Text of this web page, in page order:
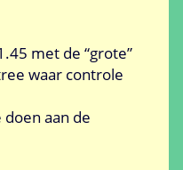
met de “grote”
waar controle
aan de